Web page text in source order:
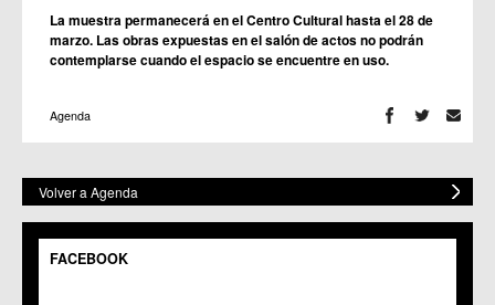
La muestra permanecerá en el Centro Cultural hasta el 28 de
marzo. Las obras expuestas en el salón de actos no podrán
contemplarse cuando el espacio se encuentre en uso.
Agenda
Volver a Agenda
FACEBOOK